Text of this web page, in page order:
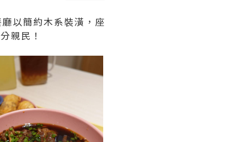
以簡約木系裝潢，座
親民！